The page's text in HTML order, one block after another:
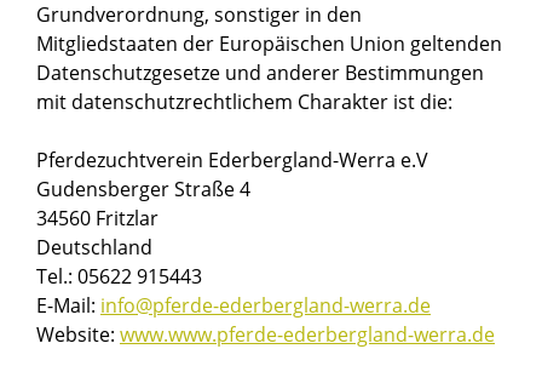
Grundverordnung, sonstiger in den
Mitgliedstaaten der Europäischen Union geltenden
Datenschutzgesetze und anderer Bestimmungen
mit datenschutzrechtlichem Charakter ist die:
Pferdezuchtverein Ederbergland-Werra e.V
Gudensberger Straße 4
34560 Fritzlar
Deutschland
Tel.: 05622 915443
E-Mail: info@pferde-ederbergland-werra.de
Website: www.www.pferde-ederbergland-werra.de